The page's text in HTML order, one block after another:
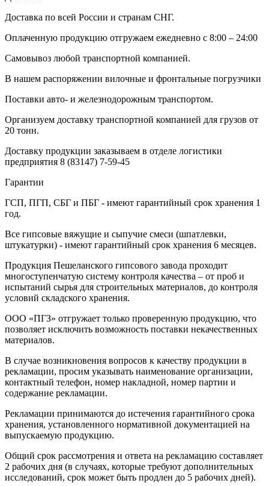
Доставка по всей России и странам СНГ.
Оплаченную продукцию отгружаем ежедневно с 8:00 – 24:00
Самовывоз любой транспортной компанией.
В нашем распоряжении вилочные и фронтальные погрузчики
Поставки авто- и железнодорожным транспортом.
Организуем доставку транспортной компанией для грузов от
20 тонн.
Доставку продукции заказываем в отделе логистики
предприятия 8 (83147) 7-59-45
Гарантии
ГСП, ПГП, СБГ и ПБГ - имеют гарантийный срок хранения 1
год.
Все гипсовые вяжущие и сыпучие смеси (шпатлевки,
штукатурки) - имеют гарантийный срок хранения 6 месяцев.
Продукция Пешеланского гипсового завода проходит
многоступенчатую систему контроля качества – от проб и
испытаний сырья для строительных материалов, до контроля
условий складского хранения.
ООО «ПГЗ» отгружает только проверенную продукцию, что
позволяет исключить возможность поставки некачественных
материалов.
В случае возникновения вопросов к качеству продукции в
рекламации, просим указывать наименование организации,
контактный телефон, номер накладной, номер партии и
содержание рекламации.
Рекламации принимаются до истечения гарантийного срока
хранения, установленного нормативной документацией на
выпускаемую продукцию.
Общий срок рассмотрения и ответа на рекламацию составляет
2 рабочих дня (в случаях, которые требуют дополнительных
исследований, срок может быть продлен до 5 рабочих дней).